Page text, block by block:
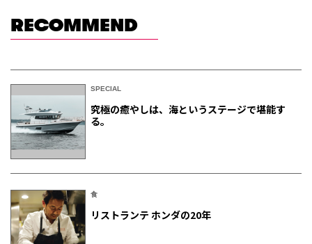
RECOMMEND
SPECIAL
究極の癒やしは、海というステージで堪能す
る。
食
リストランテ ホンダの20年